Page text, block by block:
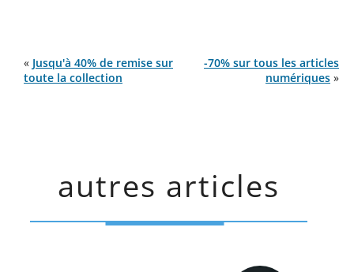
« Jusqu'à 40% de remise sur
toute la collection
-70% sur tous les articles
numériques »
autres articles